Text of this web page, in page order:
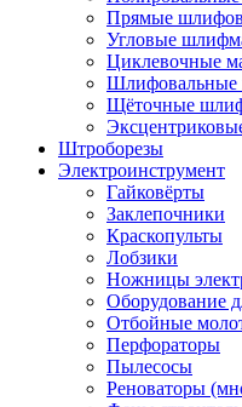
Прямые
Угловые
Циклевочные
Шлифовальные
Щёточные
Штроборезы
Электроинструмент
Гайковёрты
Заклепочники
Краскопульты
Лобзики
Ножницы
Оборудование
Отбойные
Перфораторы
Пылесосы
Реноваторы